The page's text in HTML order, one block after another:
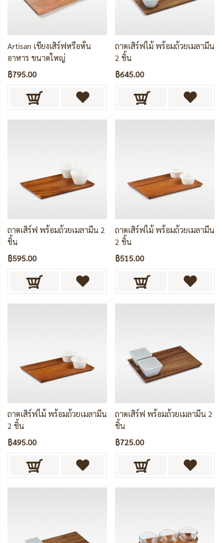
Artisan เขียงเสิร์ฟหรือหั่น
อาหาร ขนาดใหญ่
฿795.00
ถาดเสิร์ฟไม้ พร้อมถ้วยเมลามีน
2 ชิ้น
฿645.00
ถาดเสิร์ฟ พร้อมถ้วยเมลามีน 2
ชิ้น
฿595.00
ถาดเสิร์ฟไม้ พร้อมถ้วยเมลามีน
2 ชิ้น
฿515.00
ถาดเสิร์ฟไม้ พร้อมถ้วยเมลามีน
2 ชิ้น
฿495.00
ถาดเสิร์ฟ พร้อมถ้วยเมลามีน 2
ชิ้น
฿725.00